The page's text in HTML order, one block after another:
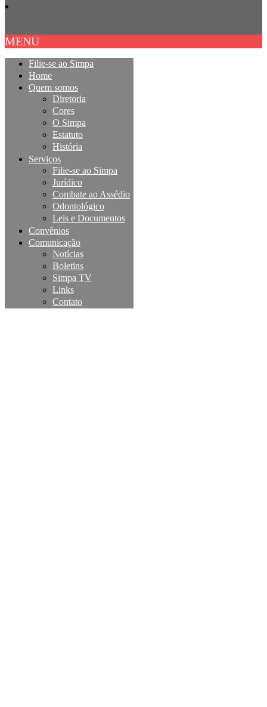
MENU
Filie-se ao Simpa
Home
Quem somos
Diretoria
Cores
O Simpa
Estatuto
História
Serviços
Filie-se ao Simpa
Jurídico
Combate ao Assédio
Odontológico
Leis e Documentos
Convênios
Comunicação
Notícias
Boletins
Simpa TV
Links
Contato